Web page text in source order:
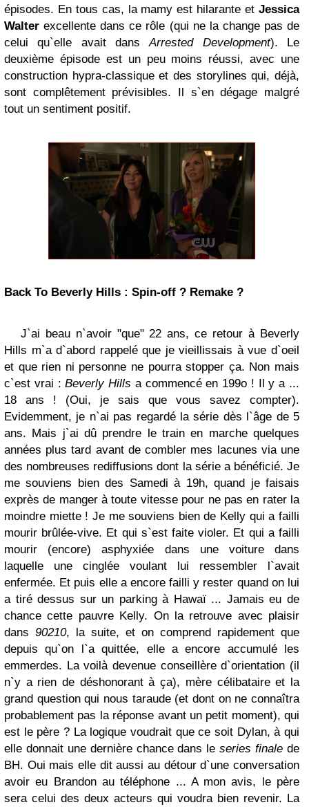
épisodes. En tous cas, la mamy est hilarante et Jessica
Walter excellente dans ce rôle (qui ne la change pas de
celui qu`elle avait dansArrested Development). Le
deuxième épisode est un peu moins réussi, avec une
construction hypra-classique et des storylines qui, déjà,
sont complêtement prévisibles. Il s`en dégage malgré
tout un sentiment positif.
Back To Beverly Hills : Spin-off ? Remake ?
J`ai beau n`avoir "que" 22 ans, ce retour à Beverly
Hills m`a d`abord rappelé que je vieillissais à vue d`oeil
et que rien ni personne ne pourra stopper ça. Non mais
c`est vrai :Beverly Hills a commencé en 199o ! Il y a ...
18 ans ! (Oui, je sais que vous savez compter).
Evidemment, je n`ai pas regardé la série dès l`âge de 5
ans. Mais j`ai dû prendre le train en marche quelques
années plus tard avant de combler mes lacunes via une
des nombreuses rediffusions dont la série a bénéficié. Je
me souviens bien des Samedi à 19h, quand je faisais
exprès de manger à toute vitesse pour ne pas en rater la
moindre miette ! Je me souviens bien de Kelly qui a failli
mourir brûlée-vive. Et qui s`est faite violer. Et qui a failli
mourir (encore) asphyxiée dans une voiture dans
laquelle une cinglée voulant lui ressembler l`avait
enfermée. Et puis elle a encore failli y rester quand on lui
a tiré dessus sur un parking à Hawaï ... Jamais eu de
chance cette pauvre Kelly. On la retrouve avec plaisir
dans 90210, la suite, et on comprend rapidement que
depuis qu`on l`a quittée, elle a encore accumulé les
emmerdes. La voilà devenue conseillère d`orientation (il
n`y a rien de déshonorant à ça), mère célibataire et la
grand question qui nous taraude (et dont on ne connaîtra
probablement pas la réponse avant un petit moment), qui
est le père ? La logique voudrait que ce soit Dylan, à qui
elle donnait une dernière chance dans le series finale de
BH. Oui mais elle dit aussi au détour d`une conversation
avoir eu Brandon au téléphone ... A mon avis, le père
sera celui des deux acteurs qui voudra bien revenir. La